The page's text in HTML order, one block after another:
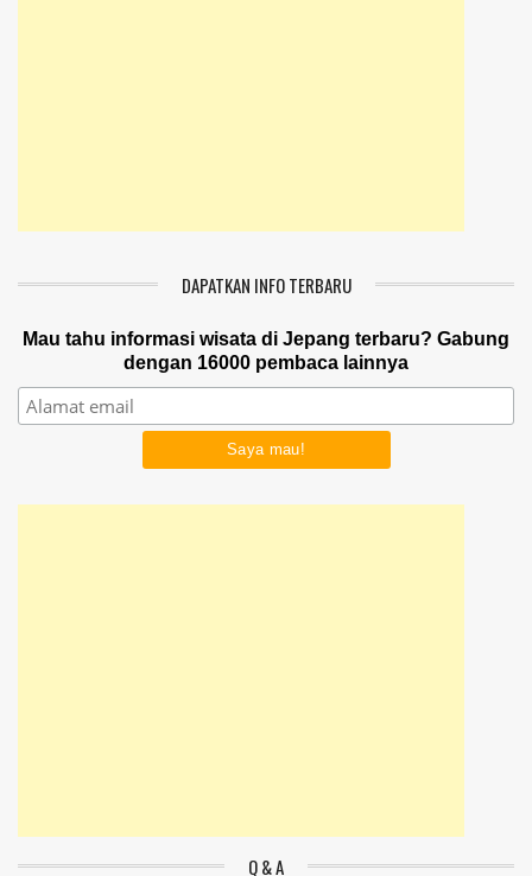
DAPATKAN INFO TERBARU
Mau tahu informasi wisata di Jepang terbaru? Gabung
dengan 16000 pembaca lainnya
Q & A